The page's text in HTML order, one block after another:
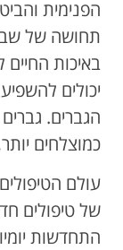
הפנימית
תחושה של
באיכות החיים
יכולים
הגברים.
כמוצלחים
עולם
של טיפולים
התחדשות